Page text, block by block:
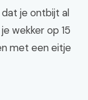
dat je ontbijt al
wekker op 15
met een eitje